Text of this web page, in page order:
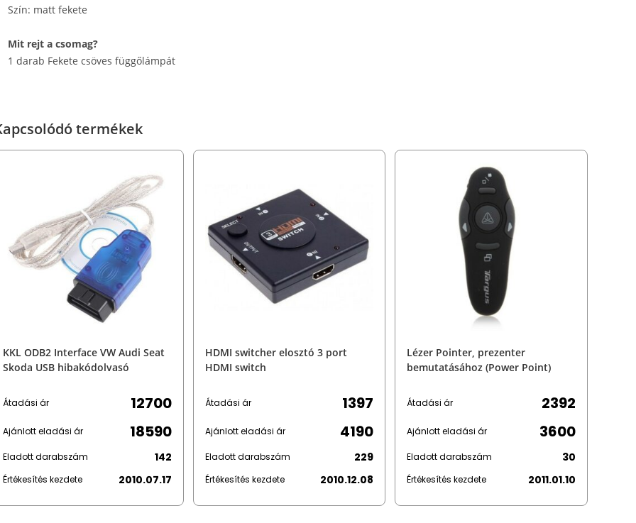
Szín: matt fekete
Mit rejt a csomag?
1 darab Fekete csöves függőlámpát
termékek
KKL ODB2 Interface VW Audi Seat
Skoda USB hibakódolvasó
Átadási ár 12700
Ajánlott eladási ár 18590
Eladott darabszám 142
Értékesítés kezdete 2010.07.17
HDMI switcher elosztó 3 port
HDMI switch
Átadási ár 1397
Ajánlott eladási ár 4190
Eladott darabszám 229
Értékesítés kezdete 2010.12.08
Lézer Pointer, prezenter
bemutatásához (Power Point)
Átadási ár 2392
Ajánlott eladási ár 3600
Eladott darabszám 30
Értékesítés kezdete 2011.01.10